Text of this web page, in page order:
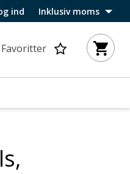
ind Inklusiv moms
Favoritter